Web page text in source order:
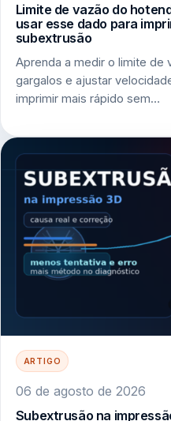
Limite de vazão do
usar esse dado para
subextrusão
Aprenda a medir o limite de
gargalos e ajustar
imprimir mais rápido sem…
ARTIGO
06 de agosto de 2026
Subextrusão na